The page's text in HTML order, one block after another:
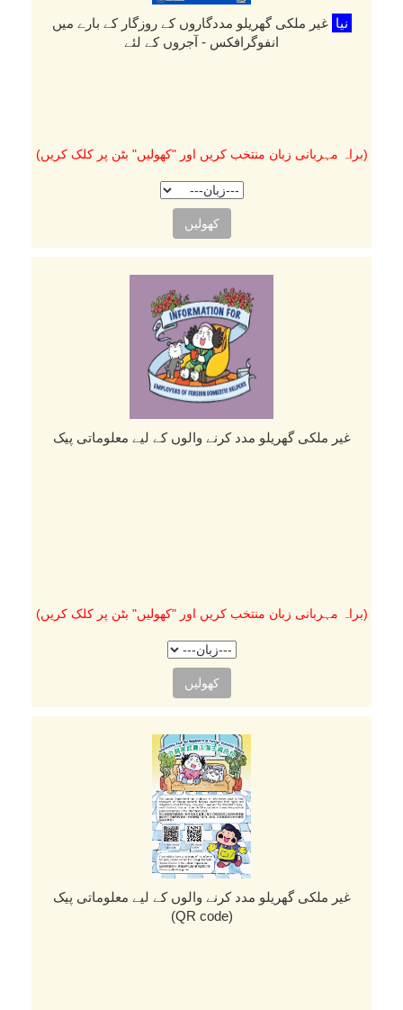
نیا غیر ملکی گھریلو مددگاروں کے روزگار کے بارے میں
انفوگرافکس - آجروں کے لئے
(براہ مہربانی زبان منتخب کریں اور "کھولیں" بٹن پر کلک کریں)
کھولیں
غیر ملکی گھریلو مدد کرنے والوں کے لیے معلوماتی پیک
(براہ مہربانی زبان منتخب کریں اور "کھولیں" بٹن پر کلک کریں)
کھولیں
غیر ملکی گھریلو مدد کرنے والوں کے لیے معلوماتی پیک
(QR code)